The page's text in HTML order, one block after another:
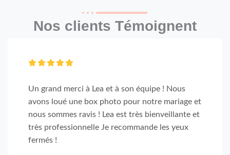
Nos clients Témoignent
Un grand merci à Lea et à son équipe ! Nous
avons loué une box photo pour notre mariage et
nous sommes ravis ! Lea est très bienveillante et
très professionnelle Je recommande les yeux
fermés !